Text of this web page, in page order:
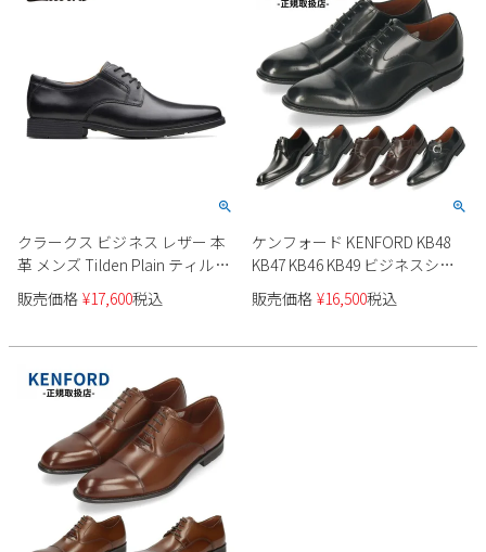
1
6 7
8
10 13 14
16
17 18 20 21
22
23
24 25 27 28
29
日 月 火 木 金
土
1
3 4
5
6
7 10 11
27
28 29
新規会員登録
クラークス ビジネス レザー 本
革 メンズ Tilden Plain ティルデ
ンプレーン ドレスシューズ オ
ックスフォード レースアップ
26110350 抗菌 防臭
販売価格 ¥17,600税込
ケンフォード KENFORD KB48
KB47 KB46 KB49 ビジネスシュ
ーズ 本革 メンズ 革靴 ブラック
3E EEE ストレートチップ Uチッ
販売価格 ¥16,500税込